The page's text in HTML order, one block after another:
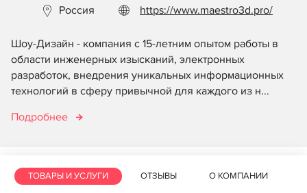
Россия https://www.maestro3d.pro/
Шоу-Дизайн - компания с 15-летним опытом работы в
области инженерных изысканий, электронных
разработок, внедрения уникальных информационных
технологий в сферу привычной для каждого из н...
Подробнее
ТОВАРЫ И УСЛУГИ ОТЗЫВЫ О КОМПАНИИ